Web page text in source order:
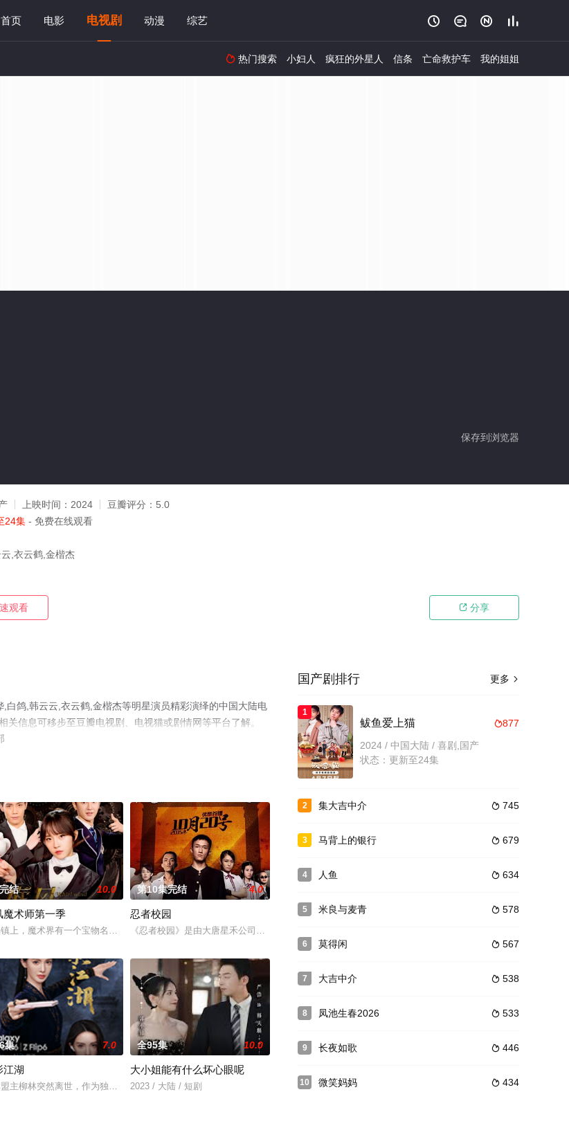
首页 电影 电视剧 动漫 综艺    
 热门搜索 小妇人 疯狂的外星人 信条 亡命救护车 我的姐姐
保存到浏览器
上映时间： 2024 豆瓣评分： 5.0
24集 - 免费在线观看
,衣云鹤,金楷杰
观看  分享
鸽,韩云云,衣云鹤,金楷杰等明星演员精彩演绎的中国大陆电
信息可移步至豆瓣电视剧、电视猫或剧情网等平台了解。
寡人。母亲（李明启 饰）借房屋拆迁补偿再次催儿子，耀东只好在报
的贺寿礼――无价之宝珊瑚树被盗，乾隆皇帝乔装暗访，旋巧计将其夺回。 寿典之上皇太后复将宝物赐还湄洲
结 10.0
魔术师第一季
上，魔术界有一个宝物名为圣水晶遭人偷盗，却没有成功。正在这时少年禹威随着母..
第10集完结 4.0
忍者校园
《忍者校园》是由大唐星禾公司制作的一部网络剧，于2015年10月20日在优酷播出，共10集，每集15分钟。
不同人生的平行世界，得以用另一种视角重新审视过往，并通过智慧与情
集 7.0
江湖
主柳林突然离世，作为独女的柳星辰（金晨饰）被迫继承盟主之位，但她武功属实一般，唯一能打的招式也不足以击退江湖仇家。某天，在
全95集 10.0
大小姐能有什么坏心眼呢
2023 / 大陆 / 短剧
更多 
国产剧排行
1
877
鲅鱼爱上猫
2024 / 中国大陆 / 喜剧,国产
状态：更新至24集
2  745
集大吉中介
3  679
马背上的银行
4  634
人鱼
5  578
米良与麦青
6  567
莫得闲
7  538
大吉中介
8  533
凤池生春2026
9  446
长夜如歌
10  434
微笑妈妈